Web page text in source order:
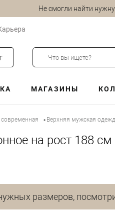
Не смогли найти
МАГАЗИНЫ
• Верхняя мужская
на рост 188 см
размеров,